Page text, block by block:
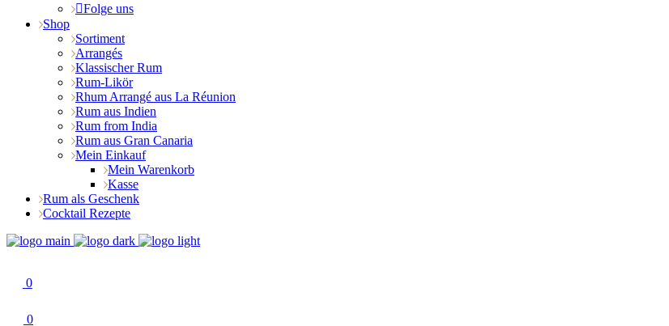
Folge uns
Shop
Sortiment
Arrangés
Klassischer Rum
Rum-Likör
Rhum Arrangé aus La Réunion
Rum aus Indien
Rum from India
Rum aus Gran Canaria
Mein Einkauf
Mein Warenkorb
Kasse
Rum als Geschenk
Cocktail Rezepte
0
0